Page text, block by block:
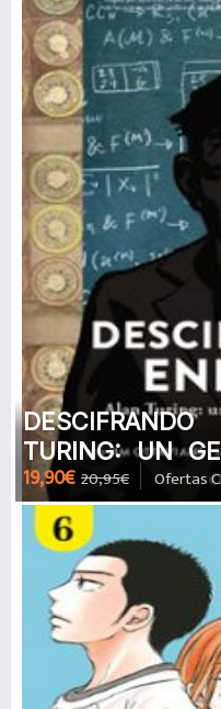
TURING: UN
(LIBROS
OTTAVIANI
19,90€ 20,95€ Ofertas